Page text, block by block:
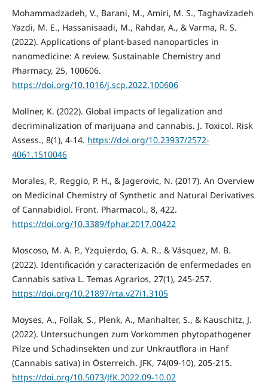
Mohammadzadeh, V., Barani, M., Amiri, M. S., Taghavizadeh
Yazdi, M. E., Hassanisaadi, M., Rahdar, A., & Varma, R. S.
(2022). Applications of plant-based nanoparticles in
nanomedicine: A review. Sustainable Chemistry and
Pharmacy, 25, 100606.
https://doi.org/10.1016/j.scp.2022.100606
Mollner, K. (2022). Global impacts of legalization and
decriminalization of marijuana and cannabis. J. Toxicol. Risk
Assess., 8(1), 4-14. https://doi.org/10.23937/2572-
4061.1510046
Morales, P., Reggio, P. H., & Jagerovic, N. (2017). An Overview
on Medicinal Chemistry of Synthetic and Natural Derivatives
of Cannabidiol. Front. Pharmacol., 8, 422.
https://doi.org/10.3389/fphar.2017.00422
Moscoso, M. A. P., Yzquierdo, G. A. R., & Vásquez, M. B.
(2022). Identificación y caracterización de enfermedades en
Cannabis sativa L. Temas Agrarios, 27(1), 245-257.
https://doi.org/10.21897/rta.v27i1.3105
Moyses, A., Follak, S., Plenk, A., Manhalter, S., & Kauschitz, J.
(2022). Untersuchungen zum Vorkommen phytopathogener
Pilze und Schadinsekten und zur Unkrautflora in Hanf
(Cannabis sativa) in Österreich. JFK, 74(09-10), 205-215.
https://doi.org/10.5073/JfK.2022.09-10.02